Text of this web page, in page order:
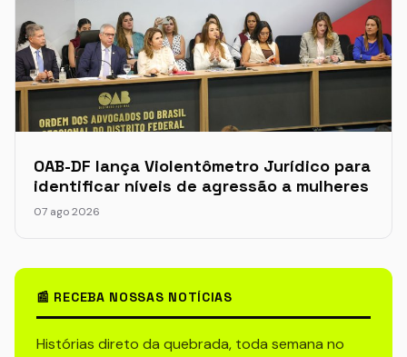
OAB-DF lança Violentômetro Jurídico para
identificar níveis de agressão a mulheres
07 ago 2026
📰 RECEBA NOSSAS NOTÍCIAS
Histórias direto da quebrada, toda semana no